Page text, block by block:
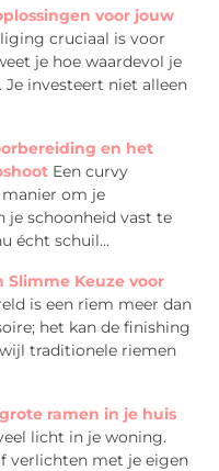
voor jouw
cruciaal is voor
je hoe waardevol je
Je investeert niet alleen
en het
Een curvy
om je
je schoonheid vast te
écht schuil...
Slimme Keuze voor
is een riem meer dan
het kan de finishing
traditionele riemen
ramen in je huis
licht in je woning.
verlichten met je eigen